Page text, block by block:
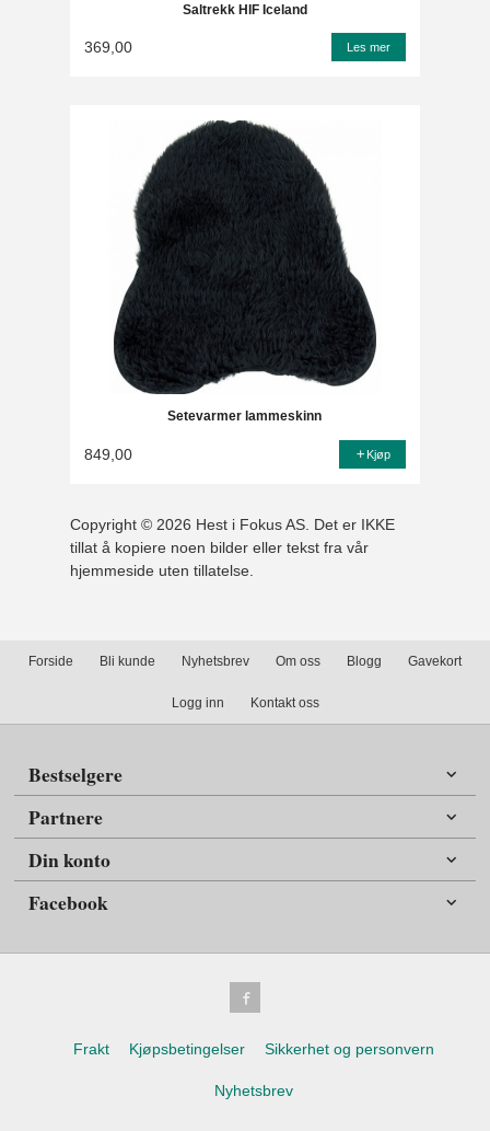
Saltrekk HIF Iceland
369,00 Les mer
Setevarmer lammeskinn
849,00 Kjøp
Copyright © 2026 Hest i Fokus AS. Det er IKKE
tillat å kopiere noen bilder eller tekst fra vår
hjemmeside uten tillatelse.
Forside Bli kunde Nyhetsbrev Om oss Blogg Gavekort
Logg inn Kontakt oss
Bestselgere
Partnere
Din konto
Facebook
Frakt Kjøpsbetingelser Sikkerhet og personvern
Nyhetsbrev